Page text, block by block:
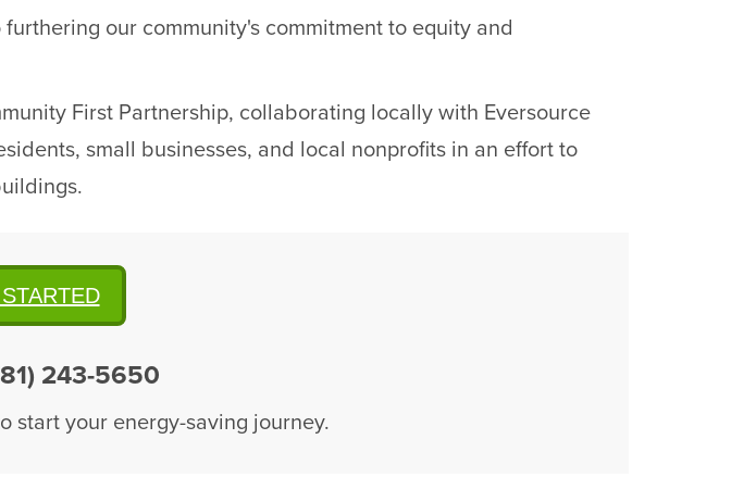
our community's commitment to equity and
First Partnership, collaborating locally with Eversource
small businesses, and local nonprofits in an effort to
243-5650
start your energy-saving journey.